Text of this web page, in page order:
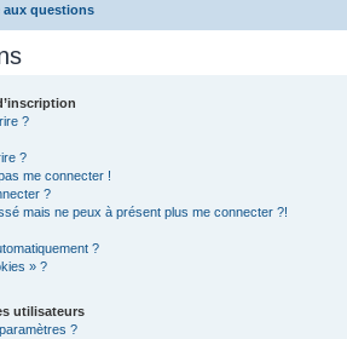
aux questions
?
?
me connecter !
?
mais ne peux à présent plus me connecter ?!
?
» ?
utilisateurs
?